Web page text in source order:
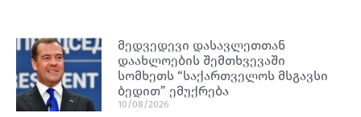
მედვედევი დასავლეთთან
დაახლოების შემთხვევაში
სომხეთს “საქართველოს მსგავსი
ბედით” ემუქრება
10/08/2026